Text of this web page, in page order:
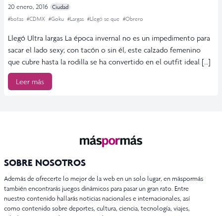
20 enero, 2016 Ciudad
#botas #CDMX #Goku #Largas #Llegó se que #Obrero
Llegó Ultra largas La época invernal no es un impedimento para
sacar el lado sexy; con tacón o sin él, este calzado femenino
que cubre hasta la rodilla se ha convertido en el outfit ideal […]
Leer más
SOBRE NOSOTROS
Además de ofrecerte lo mejor de la web en un solo lugar, en máspormás
también encontrarás juegos dinámicos para pasar un gran rato. Entre
nuestro contenido hallarás noticias nacionales e internacionales, así
como contenido sobre deportes, cultura, ciencia, tecnología, viajes,